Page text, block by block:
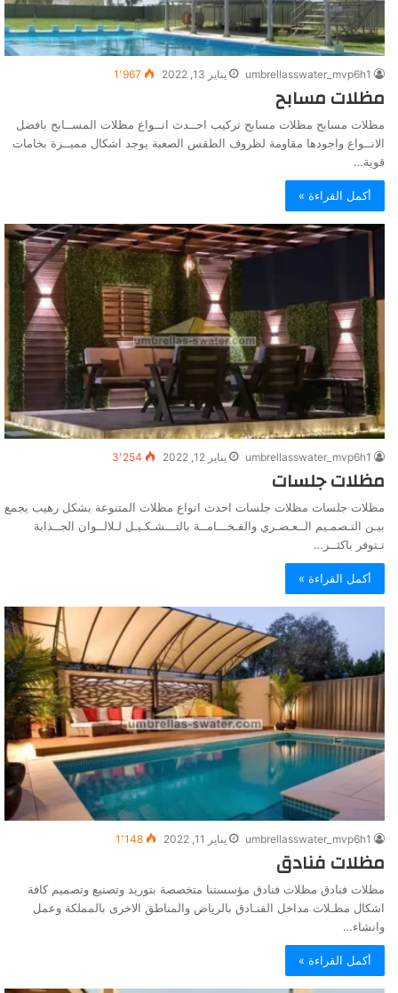
umbrellasswater_mvp6h1 يناير 13, 2022 1٬967
مظلات مسابح
مظلات مسابح مظلات مسابح تركيب احــدث انــواع مظلات المســابح بافضل
الانــواع واجودها مقاومة لظروف الطقس الصعبة يوجد اشكال مميــزة بخامات
قوية…
أكمل القراءة »
umbrellasswater_mvp6h1 يناير 12, 2022 3٬254
مظلات جلسات
مظلات جلسات مظلات جلسات احدث انواع مظلات المتنوعة بشكل رهيب يجمع
بيـن التـصمـيم الــعـصـري والفـخـــامــة بالتـــشـكـيـل لـلالــوان الجــذابة
تـتوفر باكثــر…
أكمل القراءة »
umbrellasswater_mvp6h1 يناير 11, 2022 1٬148
مظلات فنادق
مظلات فنادق مظلات فنادق مؤسستنا متخصصة بتوريد وتصنيع وتصميم كافة
اشكال مظـلات مداخل الفنـادق بالرياض والمناطق الاخرى بالمملكة وعمل
وانشاء…
أكمل القراءة »